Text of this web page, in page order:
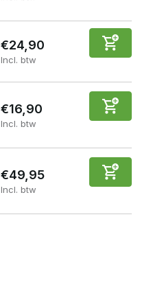
€24,90
Incl. btw
€16,90
Incl. btw
€49,95
Incl. btw